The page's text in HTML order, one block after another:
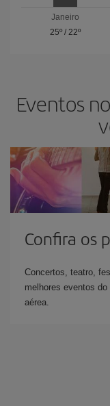
Janeiro
25º/ 22º
Eventos
Confira os
Concertos, teatro,
melhores eventos
aérea.